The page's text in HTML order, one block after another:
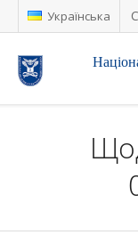
Українська